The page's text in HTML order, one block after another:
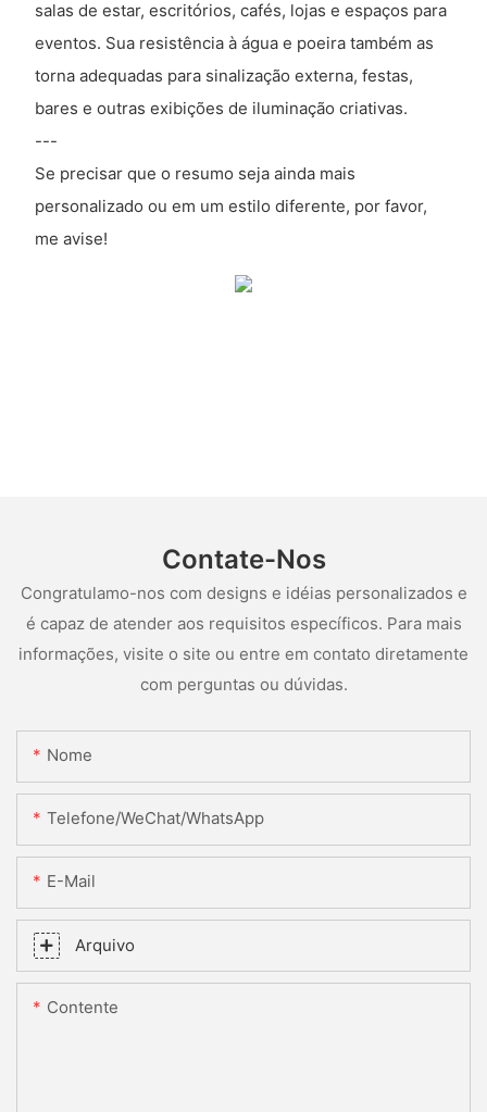
salas de estar, escritórios, cafés, lojas e espaços para
eventos. Sua resistência à água e poeira também as
torna adequadas para sinalização externa, festas,
bares e outras exibições de iluminação criativas.
---
Se precisar que o resumo seja ainda mais
personalizado ou em um estilo diferente, por favor,
me avise!
Contate-Nos
Congratulamo-nos com designs e idéias personalizados e
é capaz de atender aos requisitos específicos. Para mais
informações, visite o site ou entre em contato diretamente
com perguntas ou dúvidas.
Nome
Telefone/WeChat/WhatsApp
E-Mail
Arquivo
Contente